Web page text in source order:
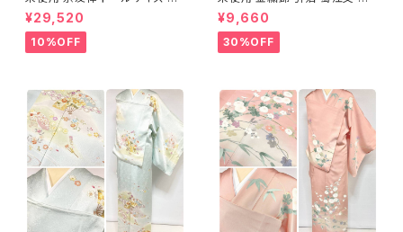
め分け 金彩 訪問着 袷 正絹 ピ
ンク 黄緑 紫 黄色 1438
¥29,520
10%OFF
織 華紋 袋帯 正絹 金糸 ゴール
ド 赤 紫 710
¥9,660
30%OFF